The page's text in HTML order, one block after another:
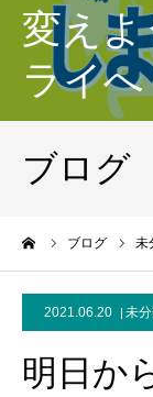
変え
ライ
ブログ
ブログ 未
2021.06.20 未
明日か